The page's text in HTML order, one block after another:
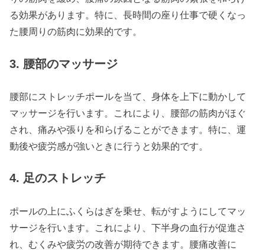
る効果があります。特に、長時間の座り仕事で硬くなっ
た腰周りの筋肉に効果的です。
3. 腰部のマッサージ
腰部にストレッチポールを当て、身体を上下に動かして
マッサージを行います。これにより、腰部の筋肉がほぐ
され、痛みや張りを和らげることができます。特に、運
動後や疲労感が強いときに行うと効果的です。
4. 足のストレッチ
ポールの上にふくらはぎを乗せ、転がすようにしてマッ
サージを行います。これにより、下半身の血行が促進さ
れ、むくみや疲労の改善が期待できます。腰痛改善に